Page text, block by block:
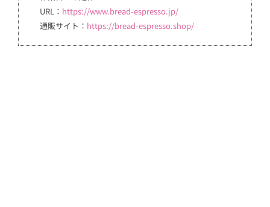
URL： https://www.bread-espresso.jp/
通販サイト： https://bread-espresso.shop/